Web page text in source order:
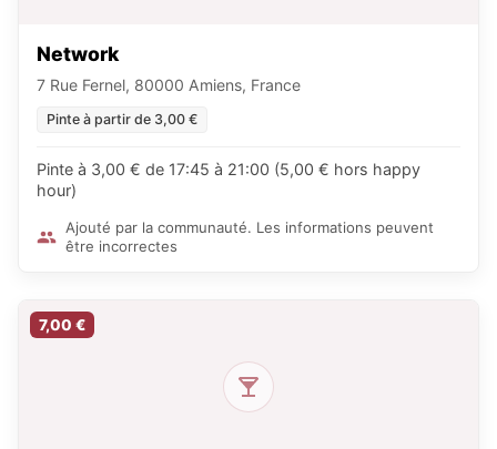
Network
7 Rue Fernel, 80000 Amiens, France
Pinte à partir de 3,00 €
Pinte à 3,00 € de 17:45 à 21:00 (5,00 € hors happy
hour)
Ajouté par la communauté. Les informations peuvent
être incorrectes
7,00 €